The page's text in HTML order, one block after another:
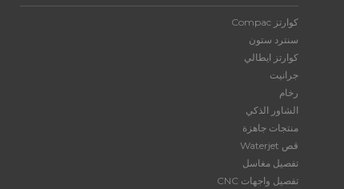
كوارتز Compac
سنترد ستون
كوارتز ايطالي
جرانيت
رخام
الشاور الذكي
منتجات جاهزة
قص Waterjet
تفصيل مغاسل
تفصيل واجهات CNC